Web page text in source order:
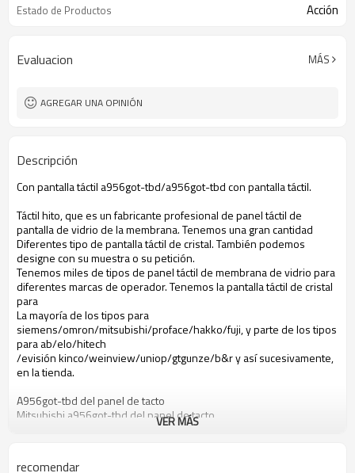
Estado de Productos Acción
Evaluacion MÁS
AGREGAR UNA OPINIÓN
Descripción
Con pantalla táctil a956got-tbd/a956got-tbd con pantalla táctil.
Táctil hito, que es un fabricante profesional de panel táctil de
pantalla de vidrio de la membrana. Tenemos una gran cantidad
Diferentes tipo de pantalla táctil de cristal. También podemos
designe con su muestra o su petición.
Tenemos miles de tipos de panel táctil de membrana de vidrio para
diferentes marcas de operador. Tenemos la pantalla táctil de cristal
para
La mayoría de los tipos para
siemens/omron/mitsubishi/proface/hakko/fuji, y parte de los tipos
para ab/elo/hitech
/evisión kinco/weinview/uniop/gtgunze/b&r y así sucesivamente,
en la tienda.
A956got-tbd del panel de tacto
Mitsubishi a956got-tbd del panel de tacto
VER MÁS
recomendar